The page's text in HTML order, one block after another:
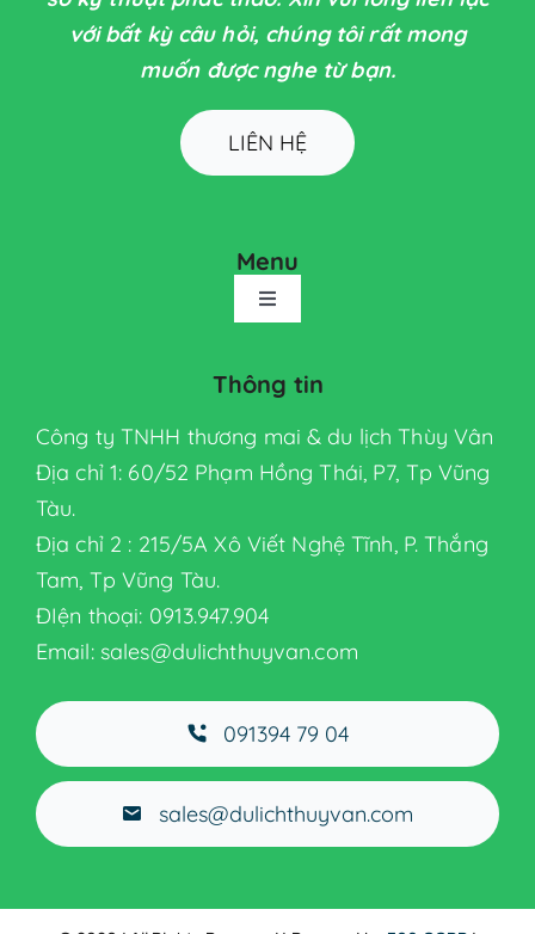
với bất kỳ câu hỏi, chúng tôi rất mong
muốn được nghe từ bạn.
LIÊN HỆ
Menu
Toggle
GIỚI THIỆU
SẢN PHẨM
Thiết bị nhà hàng
LIÊN HỆ
Thông tin
Công ty TNHH thương mai & du lịch Thùy Vân
Địa chỉ 1: 60/52 Phạm Hồng Thái, P7, Tp Vũng
Tàu.
Địa chỉ 2 : 215/5A Xô Viết Nghệ Tĩnh, P. Thắng
Tam, Tp Vũng Tàu.
ĐIện thoại: 0913.947.904
Email: sales@dulichthuyvan.com
091394 79 04
sales@dulichthuyvan.com